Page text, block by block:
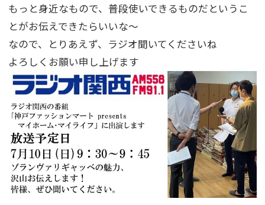
もっと身近なもので、普段使いできるものだというこ
とがお伝えできたらいいな～
なので、とりあえず、ラジオ聞いてくださいね
よろしくお願い申し上げます